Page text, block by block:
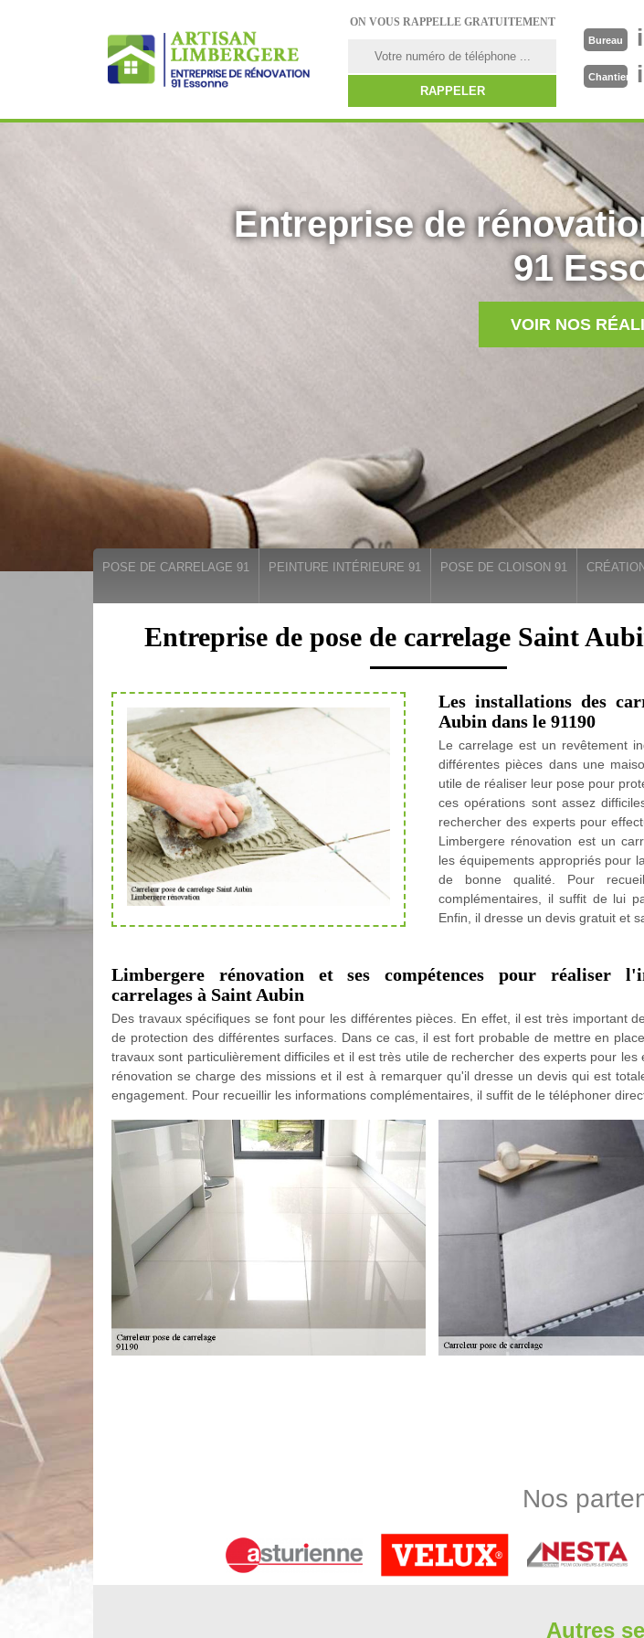
ON VOUS RAPPELLE GRATUITEMENT
Bureau
Chantier
Entreprise de
91
VOIR NOS
POSE DE CARRELAGE 91 PEINTURE INTÉRIEURE 91 POSE DE CLOISON 91
Entreprise de pose de carrelage Saint
Les installations des
Aubin dans le 91190
Le carrelage est un revêtement
différentes pièces dans une
utile de réaliser leur pose pour
ces opérations sont assez
rechercher des experts pour
Limbergere rénovation est un
les équipements appropriés pour
de bonne qualité. Pour
complémentaires, il suffit de lui
Enfin, il dresse un devis gratuit et
Limbergere rénovation et ses compétences pour réaliser
carrelages à Saint Aubin
Des travaux spécifiques se font pour les différentes pièces. En effet, il est très important
de protection des différentes surfaces. Dans ce cas, il est fort probable de mettre en
travaux sont particulièrement difficiles et il est très utile de rechercher des experts pour les
rénovation se charge des missions et il est à remarquer qu'il dresse un devis qui est
engagement. Pour recueillir les informations complémentaires, il suffit de le téléphoner
rénovation, vous pouvez vous faire accompagner par nos professionnels carreleur à Saint
Les différentes surfaces dans les salles de bain sont à protéger. En effet, il est à
permanente. Ainsi, il est nécessaire de mettre en place des carrelages. Ces opérations
recueillir les renseignements supplémentaires, il suffit de le téléphoner directement.
Nos
Autres